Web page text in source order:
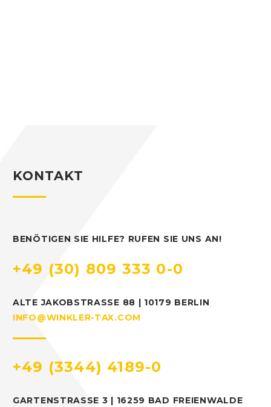
KONTAKT
BENÖTIGEN SIE HILFE? RUFEN SIE UNS AN!
+49 (30) 809 333 0-0
ALTE JAKOBSTRASSE 88 | 10179 BERLIN
INFO@WINKLER-TAX.COM
+49 (3344) 4189-0
GARTENSTRASSE 3 | 16259 BAD FREIENWALDE